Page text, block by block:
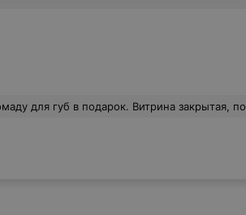
только осторожно, это для продажи". Выбрала помаду " на глаз", но это оказался последний образец. Я отказалась, консультант с "наездом" спросила : "Чем она вас не устраивает?". Серьезно? Она перед моими глаза уронила образец другого тона для продажи, так мало того, выставила меня виноватой (время потратила на тебя, значит покупай). Это частный случай, но в данный магазин больше не пойду